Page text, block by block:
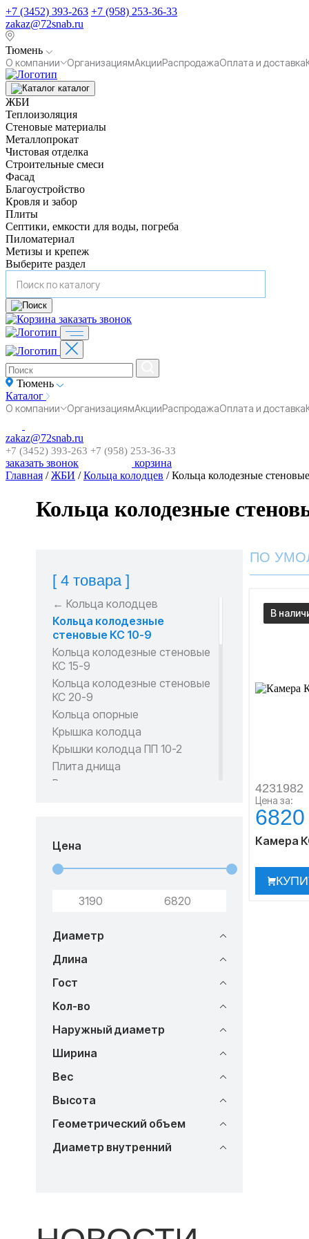
+7 (3452) 393-263 +7 (958) 253-36-33
zakaz@72snab.ru
Тюмень
О компании
ОрганизациямАкцииРаспродажаОплата и доставка
каталог
ЖБИ
Теплоизоляция
Стеновые материалы
Металлопрокат
Чистовая отделка
Строительные смеси
Фасад
Благоустройство
Кровля и забор
Плиты
Септики, емкости для воды, погреба
Пиломатериал
Метизы и крепеж
Выберите раздел
заказать звонок
Тюмень
Каталог
О компании
ОрганизациямАкцииРаспродажаОплата и доставка
zakaz@72snab.ru
+7 (3452) 393-263 +7 (958) 253-36-33
заказать звонок
корзина
Главная / ЖБИ / Кольца колодцев / Кольца колодезные
Кольца колодезные
[ 4 товара ]
← Кольца колодцев
Кольца колодезные
стеновые КС 10-9
Кольца колодезные стеновые
КС 15-9
Кольца колодезные стеновые
КС 20-9
Кольца опорные
Крышка колодца
Крышки колодца ПП 10-2
Плита днища
Все категории
Цена
Диаметр
Длина
Гост
Кол-во
Наружный диаметр
Ширина
Вес
Высота
Геометрический объем
Диаметр внутренний
ПО
В
Камера
4231982
Цена за: